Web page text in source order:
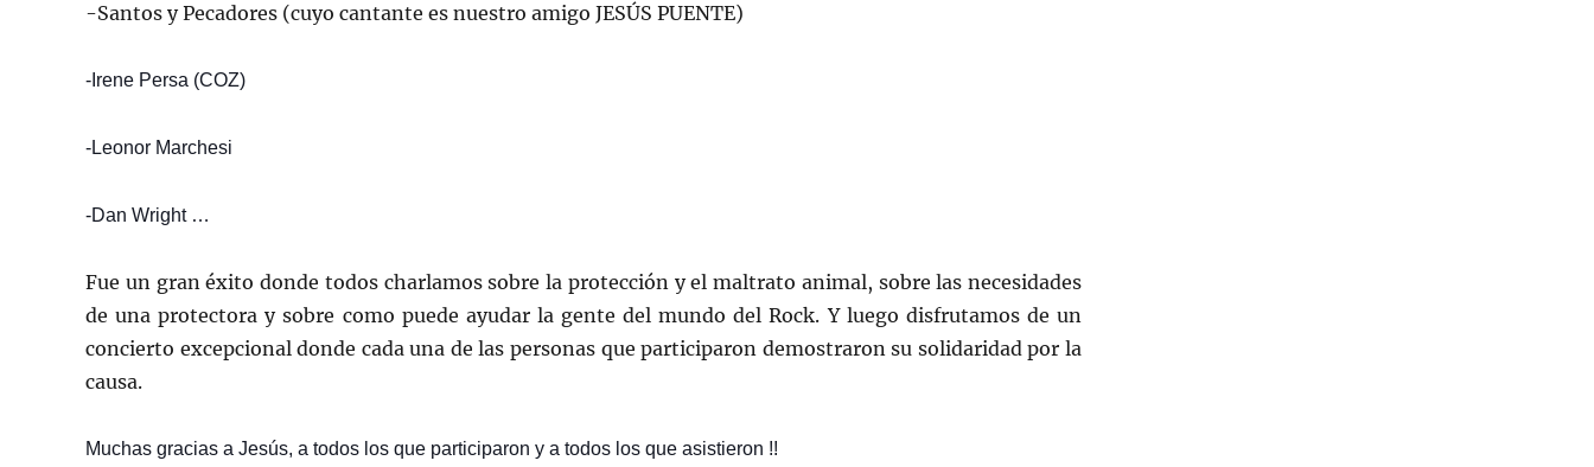
-Santos y Pecadores (cuyo cantante es nuestro amigo JESÚS PUENTE)
-Irene Persa (COZ)
-Leonor Marchesi
-Dan Wright …
Fue un gran éxito donde todos charlamos sobre la protección y el maltrato animal, sobre las necesidades
de una protectora y sobre como puede ayudar la gente del mundo del Rock. Y luego disfrutamos de un
concierto excepcional donde cada una de las personas que participaron demostraron su solidaridad por la
causa.
Muchas gracias a Jesús, a todos los que participaron y a todos los que asistieron !!